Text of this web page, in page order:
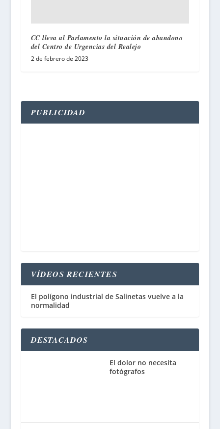
CC lleva al Parlamento la situación de abandono
del Centro de Urgencias del Realejo
2 de febrero de 2023
PUBLICIDAD
VÍDEOS RECIENTES
El polígono industrial de Salinetas vuelve a la
normalidad
DESTACADOS
El dolor no necesita
fotógrafos